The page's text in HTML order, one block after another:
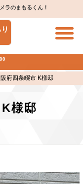
ラのまもるくん！
四条畷市 K様邸
様邸